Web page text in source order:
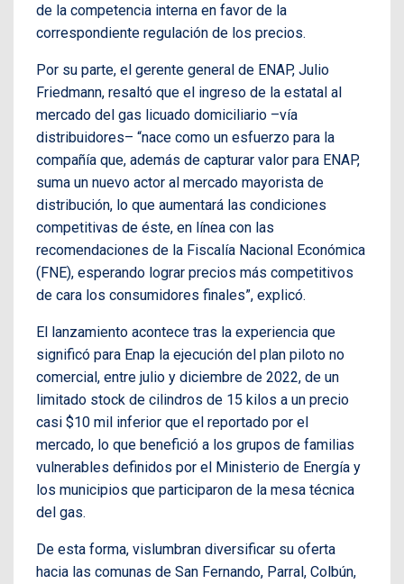
de la competencia interna en favor de la
correspondiente regulación de los precios.
Por su parte, el gerente general de ENAP, Julio
Friedmann, resaltó que el ingreso de la estatal al
mercado del gas licuado domiciliario –vía
distribuidores– “nace como un esfuerzo para la
compañía que, además de capturar valor para ENAP,
suma un nuevo actor al mercado mayorista de
distribución, lo que aumentará las condiciones
competitivas de éste, en línea con las
recomendaciones de la Fiscalía Nacional Económica
(FNE), esperando lograr precios más competitivos
de cara los consumidores finales”, explicó.
El lanzamiento acontece tras la experiencia que
significó para Enap la ejecución del plan piloto no
comercial, entre julio y diciembre de 2022, de un
limitado stock de cilindros de 15 kilos a un precio
casi $10 mil inferior que el reportado por el
mercado, lo que benefició a los grupos de familias
vulnerables definidos por el Ministerio de Energía y
los municipios que participaron de la mesa técnica
del gas.
De esta forma, vislumbran diversificar su oferta
hacia las comunas de San Fernando, Parral, Colbún,